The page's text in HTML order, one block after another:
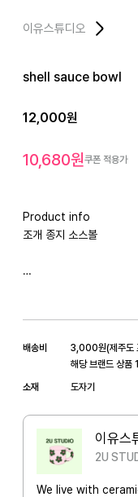
이유스튜디오
shell sauce bowl
12,000원
10,680원쿠폰 적용가
Product info
조개 종지 소스볼
배송비 3,000원(제주도
해당 브랜드 상
소재
도자기
이유스
2U
We live with